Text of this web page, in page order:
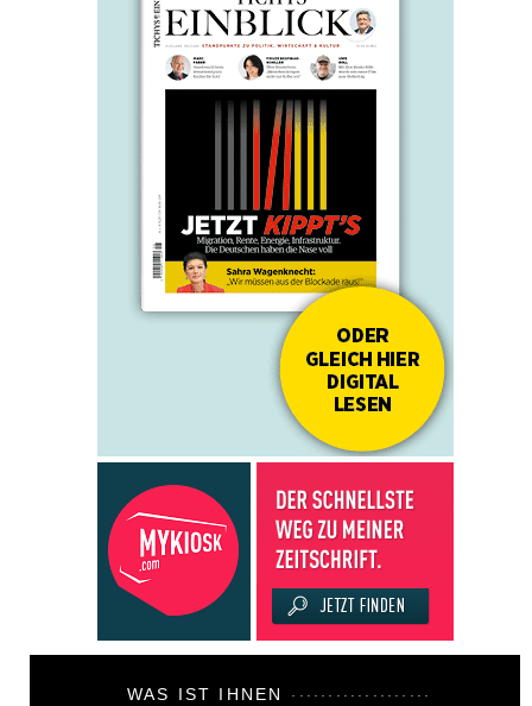
WAS IST IHNEN